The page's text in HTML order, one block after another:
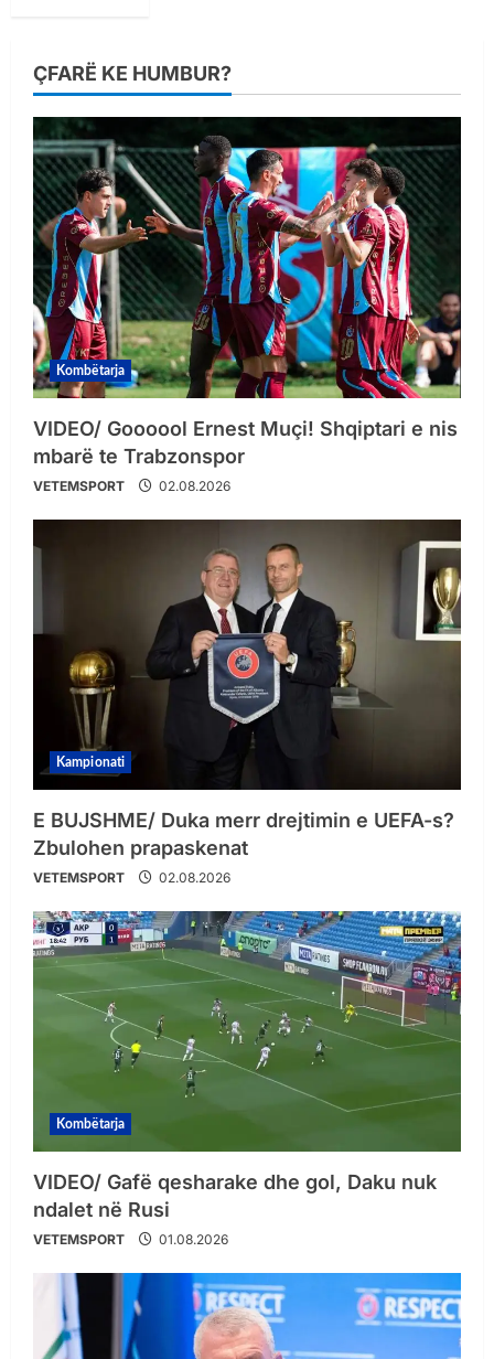
ÇFARË KE HUMBUR?
Kombëtarja
VIDEO/ Goooool Ernest Muçi! Shqiptari e nis
mbarë te Trabzonspor
VETEMSPORT 02.08.2026
Kampionati
E BUJSHME/ Duka merr drejtimin e UEFA-s?
Zbulohen prapaskenat
VETEMSPORT 02.08.2026
Kombëtarja
VIDEO/ Gafë qesharake dhe gol, Daku nuk
ndalet në Rusi
VETEMSPORT 01.08.2026